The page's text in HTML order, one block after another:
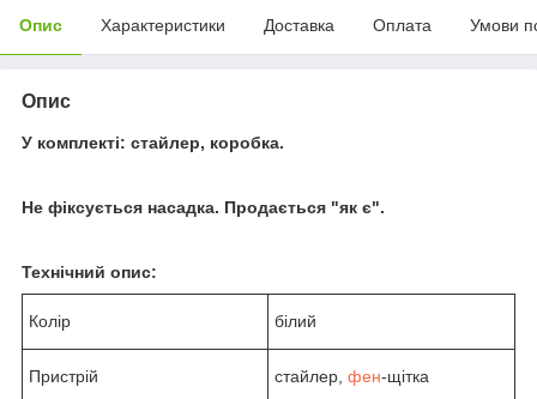
Опис Характеристики Доставка Оплата Умови
Опис
У комплекті: стайлер, коробка.
Не фіксується насадка. Продається "як є".
Технічний опис:
Колір білий
Пристрій стайлер, фен-щітка